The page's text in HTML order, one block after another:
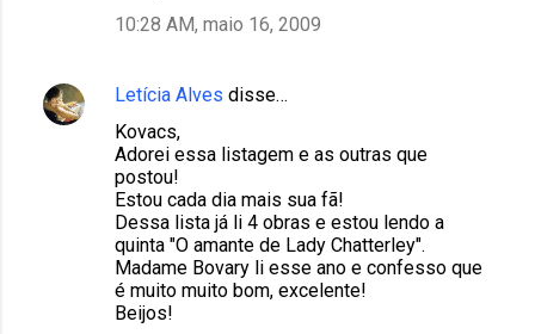
o
s
10:28 AM, maio 16, 2009
Letícia Alves disse…
Kovacs,
Adorei essa listagem e as outras que
postou!
Estou cada dia mais sua fã!
Dessa lista já li 4 obras e estou lendo a
quinta "O amante de Lady Chatterley".
Madame Bovary li esse ano e confesso que
é muito muito bom, excelente!
Beijos!